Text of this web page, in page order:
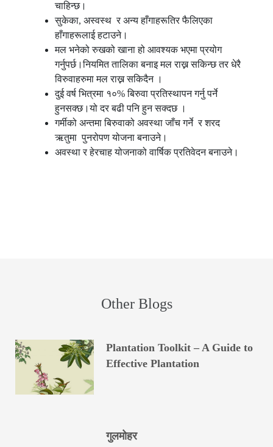
चाहिन्छ।
सुकेका, अस्वस्थ र अन्य हाँगाहरूतिर फैलिएका
हाँगाहरूलाई हटाउने।
मल भनेको रुखको खाना हो आवश्यक भएमा प्रयोग
गर्नुपर्छ।नियमित तालिका बनाइ मल राख्न सकिन्छ तर धेरै
विरुवाहरुमा मल राख्न सकिदैन ।
दुई वर्ष भित्रमा १०% बिरुवा प्रतिस्थापन गर्नु पर्ने
हुनसक्छ।यो दर बढी पनि हुन सक्दछ ।
गर्मीको अन्तमा बिरुवाको अवस्था जाँच गर्ने र शरद
ऋतुमा पुनरोपण योजना बनाउने।
अवस्था र हेरचाह योजनाको वार्षिक प्रतिवेदन बनाउने।
Other Blogs
Plantation Toolkit – A Guide to
Effective Plantation
गुलमोहर